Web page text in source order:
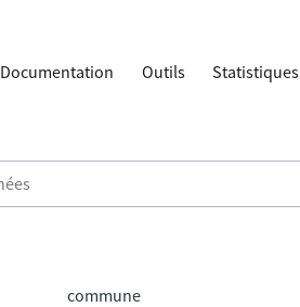
Documentation Outils Statistiques
commune